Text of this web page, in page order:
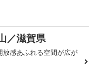
／滋賀県
放感あふれる空間が広が